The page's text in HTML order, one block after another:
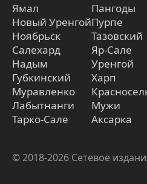
Ямал
Новый Уренгой
Ноябрьск
Салехард
Надым
Губкинский
Муравленко
Лабытнанги
Тарко-Сале
Пангоды
Пурпе
Тазовский
Яр-Сале
Уренгой
Харп
Мужи
Аксарка
© 2018-2026 Сетевое